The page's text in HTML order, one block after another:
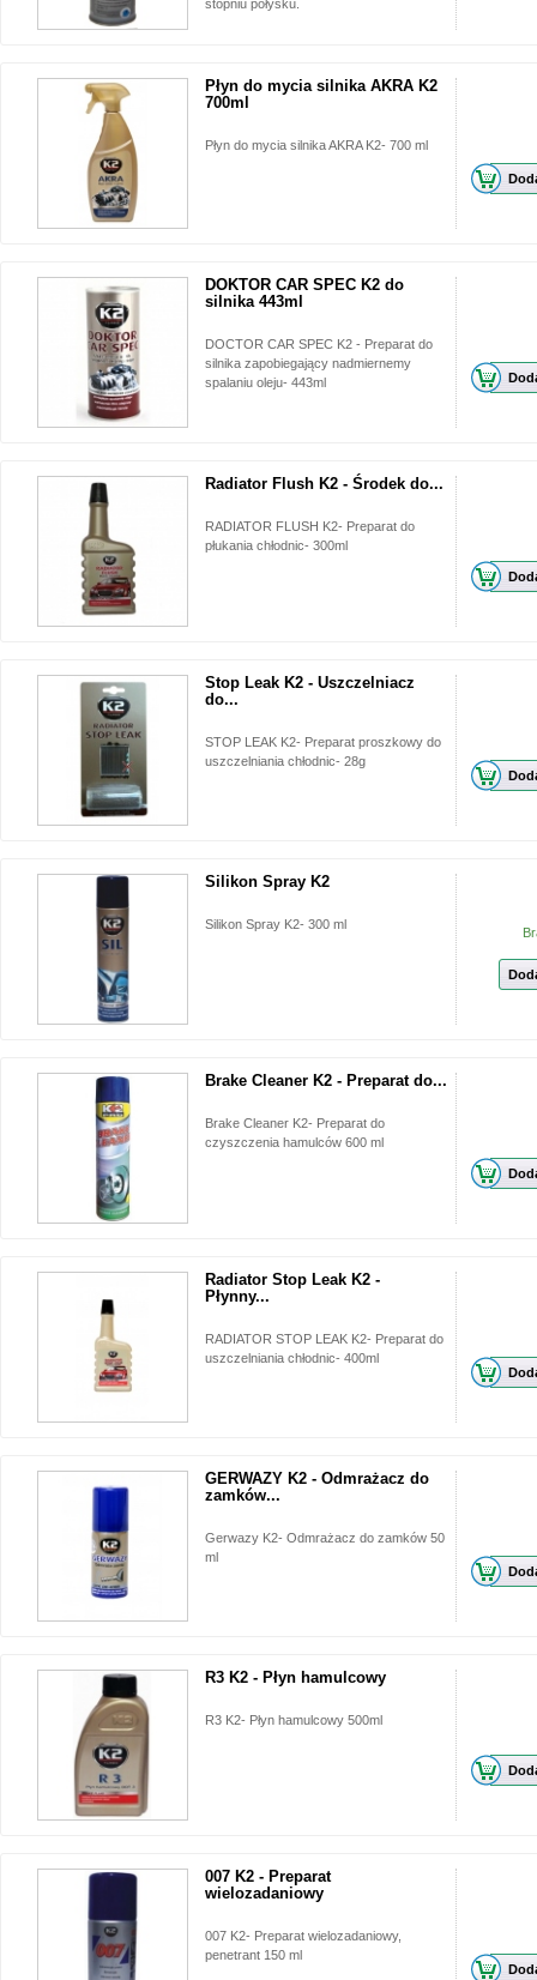
stopniu połysku.
Płyn do mycia silnika AKRA K2
700ml
Płyn do mycia silnika AKRA K2- 700 ml
DOKTOR CAR SPEC K2 do
silnika 443ml
DOCTOR CAR SPEC K2 - Preparat do
silnika zapobiegający nadmiernemy
spalaniu oleju- 443ml
Radiator Flush K2 - Środek do...
RADIATOR FLUSH K2- Preparat do
płukania chłodnic- 300ml
Stop Leak K2 - Uszczelniacz
do...
STOP LEAK K2- Preparat proszkowy do
uszczelniania chłodnic- 28g
Silikon Spray K2
Silikon Spray K2- 300 ml
Brake Cleaner K2 - Preparat do...
Brake Cleaner K2- Preparat do
czyszczenia hamulców 600 ml
Radiator Stop Leak K2 -
Płynny...
RADIATOR STOP LEAK K2- Preparat do
uszczelniania chłodnic- 400ml
GERWAZY K2 - Odmrażacz do
zamków...
Gerwazy K2- Odmrażacz do zamków 50
ml
R3 K2 - Płyn hamulcowy
R3 K2- Płyn hamulcowy 500ml
007 K2 - Preparat
wielozadaniowy
007 K2- Preparat wielozadaniowy,
penetrant 150 ml